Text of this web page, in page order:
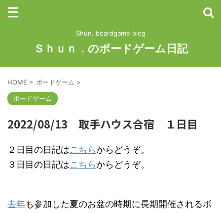
Shun. boardgame blog
Ｓｈｕｎ．のボードゲーム日記
HOME > ボードゲーム >
ボードゲーム
2022/08/13 取手ハウス合宿 １日目
２日目の日記はこちらからどうぞ。
３日目の日記はこちらからどうぞ。
去年も参加した夏のお盆の時期に長期開催されるボ